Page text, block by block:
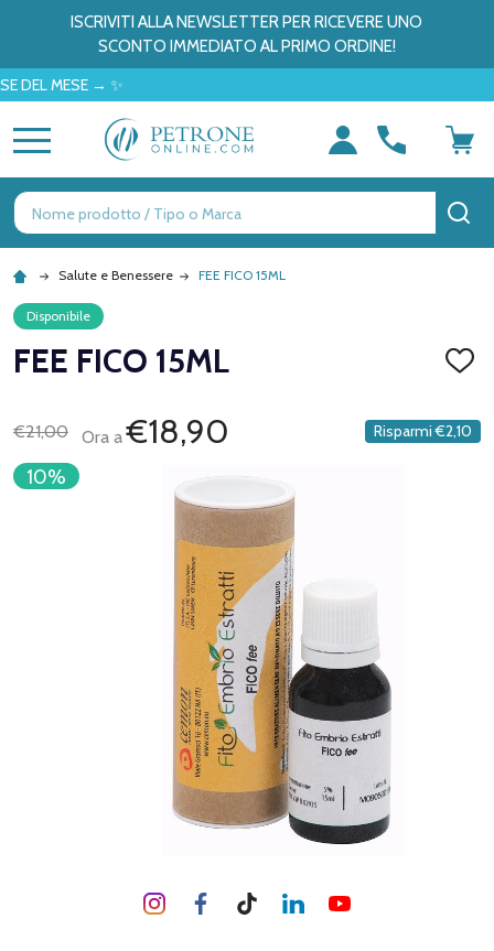
ISCRIVITI ALLA NEWSLETTER PER RICEVERE UNO
SCONTO IMMEDIATO AL PRIMO ORDINE!
MESE → ✨
Ricerca
Salute e Benessere FEE FICO 15ML
Disponibile
FEE FICO 15ML
DEI
€21,00 Ora a€18,90 Risparmi €2,10
10%